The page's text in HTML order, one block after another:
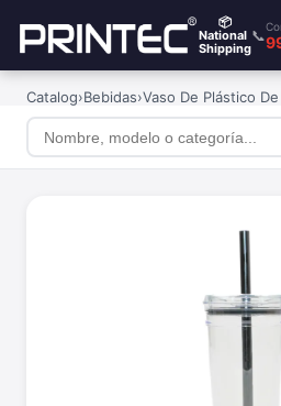
📦
National
Shipping
📞
Catalog›Bebidas›Vaso De Plástico